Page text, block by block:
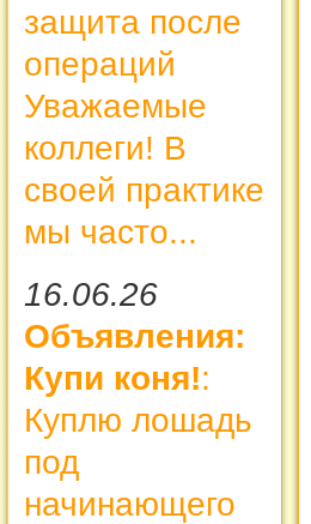
защита после
операций
Уважаемые
коллеги! В
своей практике
мы часто...
16.06.26
Объявления:
Купи коня!:
Куплю лошадь
под
начинающего